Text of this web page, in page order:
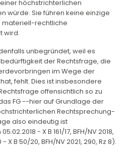
höchstrichterlichen
würde. Sie führen keine einzige
materiell-rechtliche
wird.
unbegründet, weil es
der Rechtsfrage, die
im Wege der
fehlt. Dies ist insbesondere
offensichtlich so zu
FG --hier auf Grundlage der
Rechtsprechung-
also eindeutig ist
- X B 161/17, BFH/NV 2018,
- X B 50/20, BFH/NV 2021, 290, Rz 8).